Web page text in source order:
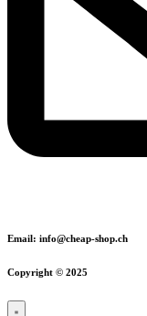
Email: info@cheap-shop.ch
Copyright © 2025